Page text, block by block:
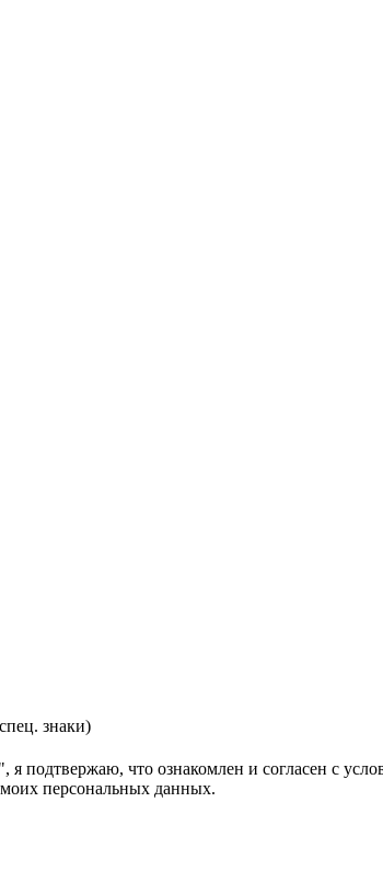
знаки)
я подтвержаю, что ознакомлен и согласен с
моих персональных данных.